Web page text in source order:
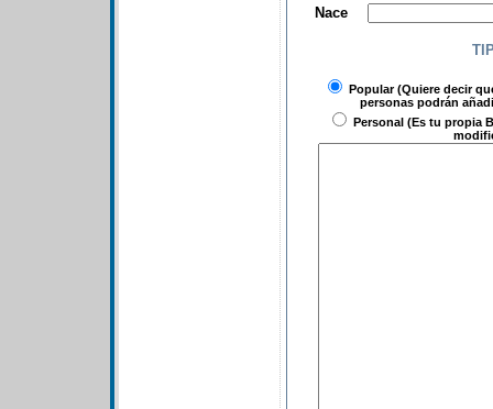
Nace
Popular(Quiere decir
personas podrán
Personal (Es tu propia